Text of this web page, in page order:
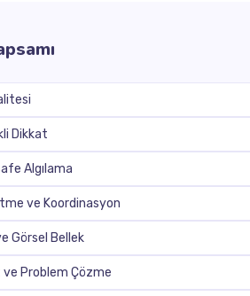
Dikkat
Algılama
ve Koordinasyon
Görsel Bellek
ve Problem Çözme